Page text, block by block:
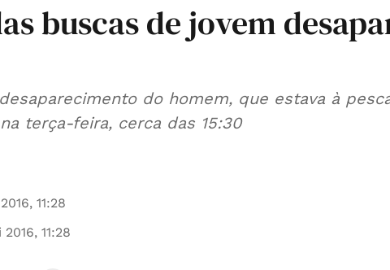
buscas de jovem
do homem, que estava à
terça-feira, cerca das 15:30
11:28
11:28